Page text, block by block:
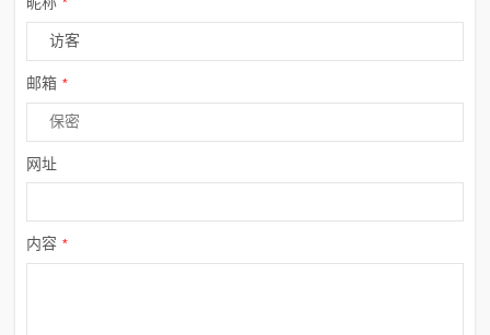
*
邮箱 *
网址
内容 *